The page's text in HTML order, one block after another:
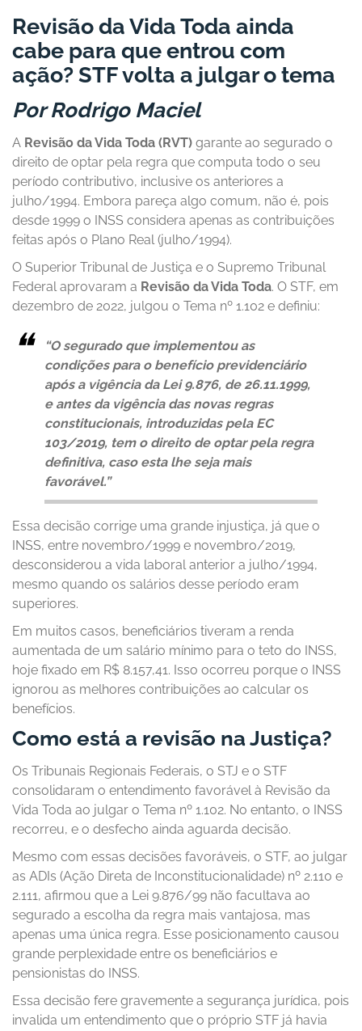
Revisão da Vida Toda ainda
cabe para que entrou com
ação?STF volta a julgar o tema
Por Rodrigo Maciel
A Revisão da Vida Toda (RVT) garante ao segurado o
direito de optar pela regra que computa todo o seu
período contributivo, inclusive os anteriores a
julho/1994. Embora pareça algo comum, não é, pois
desde 1999 o INSS considera apenas as contribuições
feitas após o Plano Real (julho/1994).
O Superior Tribunal de Justiça e o Supremo Tribunal
Federal aprovaram a Revisão da Vida Toda. O STF, em
dezembro de 2022, julgou o Tema nº 1.102 e definiu:
“O segurado que implementou as
condições para o benefício previdenciário
após a vigência da Lei 9.876, de 26.11.1999,
e antes da vigência das novas regras
constitucionais, introduzidas pela EC
103/2019, tem o direito de optar pela regra
definitiva, caso esta lhe seja mais
favorável.”
Essa decisão corrige uma grande injustiça, já que o
INSS, entre novembro/1999 e novembro/2019,
desconsiderou a vida laboral anterior a julho/1994,
mesmo quando os salários desse período eram
superiores.
Em muitos casos, beneficiários tiveram a renda
aumentada de um salário mínimo para o teto do INSS,
hoje fixado em R$ 8.157,41. Isso ocorreu porque o INSS
ignorou as melhores contribuições ao calcular os
benefícios.
Como está a revisão na Justiça?
Os Tribunais Regionais Federais, o STJ e o STF
consolidaram o entendimento favorável à Revisão da
Vida Toda ao julgar o Tema nº 1.102. No entanto, o INSS
recorreu, e o desfecho ainda aguarda decisão.
Mesmo com essas decisões favoráveis, o STF, ao julgar
as ADIs (Ação Direta de Inconstitucionalidade) nº 2.110 e
2.111, afirmou que a Lei 9.876/99 não facultava ao
segurado a escolha da regra mais vantajosa, mas
apenas uma única regra. Esse posicionamento causou
grande perplexidade entre os beneficiários e
pensionistas do INSS.
Essa decisão fere gravemente a segurança jurídica, pois
invalida um entendimento que o próprio STF já havia